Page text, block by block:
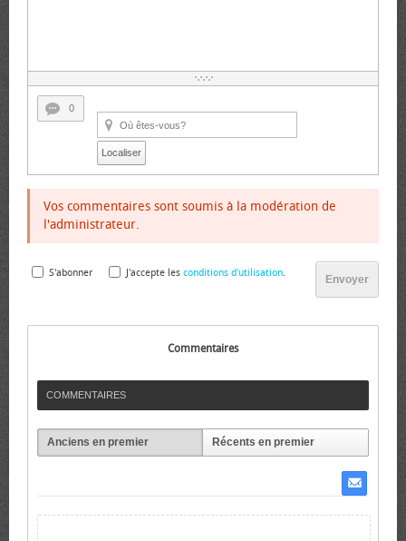
0
Localiser
Vos commentaires sont soumis à la modération de
l'administrateur.
Envoyer
S'abonner J'accepte les conditions d'utilisation.
Commentaires
COMMENTAIRES
Anciens en premier Récents en premier